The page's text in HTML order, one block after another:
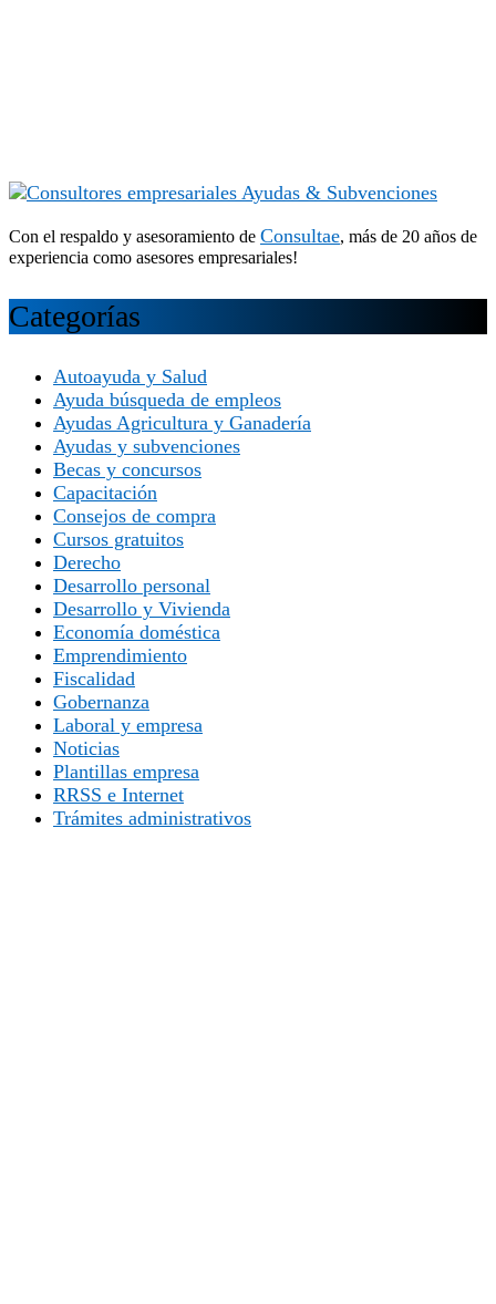
Con el respaldo y asesoramiento de Consultae, más de 20 años de
experiencia como asesores empresariales!
Categorías
Autoayuda y Salud
Ayuda búsqueda de empleos
Ayudas Agricultura y Ganadería
Ayudas y subvenciones
Becas y concursos
Capacitación
Consejos de compra
Cursos gratuitos
Derecho
Desarrollo personal
Desarrollo y Vivienda
Economía doméstica
Emprendimiento
Fiscalidad
Gobernanza
Laboral y empresa
Noticias
Plantillas empresa
RRSS e Internet
Trámites administrativos